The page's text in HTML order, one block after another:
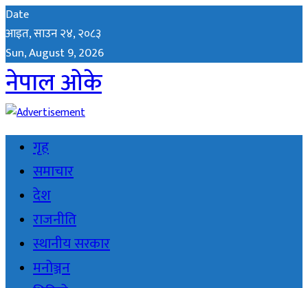
Date
आइत, साउन २४, २०८३
Sun, August 9, 2026
नेपाल ओके
गृह
समाचार
देश
राजनीति
स्थानीय सरकार
मनोञ्जन